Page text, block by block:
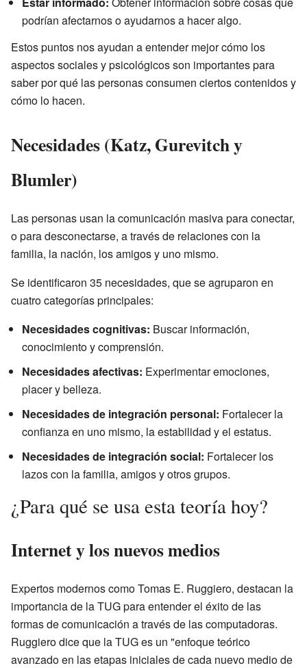
podrían afectarnos o ayudarnos a hacer algo.
Estos puntos nos ayudan a entender mejor cómo los
aspectos sociales y psicológicos son importantes para
saber por qué las personas consumen ciertos contenidos y
cómo lo hacen.
Necesidades (Katz, Gurevitch y
Blumler)
Las personas usan la comunicación masiva para conectar,
o para desconectarse, a través de relaciones con la
familia, la nación, los amigos y uno mismo.
Se identificaron 35 necesidades, que se agruparon en
cuatro categorías principales:
Necesidades cognitivas: Buscar información,
conocimiento y comprensión.
Necesidades afectivas: Experimentar emociones,
placer y belleza.
Necesidades de integración personal: Fortalecer la
confianza en uno mismo, la estabilidad y el estatus.
Necesidades de integración social: Fortalecer los
lazos con la familia, amigos y otros grupos.
¿Para qué se usa esta teoría hoy?
Internet y los nuevos medios
Expertos modernos como Tomas E. Ruggiero, destacan la
importancia de la TUG para entender el éxito de las
formas de comunicación a través de las computadoras.
Ruggiero dice que la TUG es un "enfoque teórico
avanzado en las etapas iniciales de cada nuevo medio de